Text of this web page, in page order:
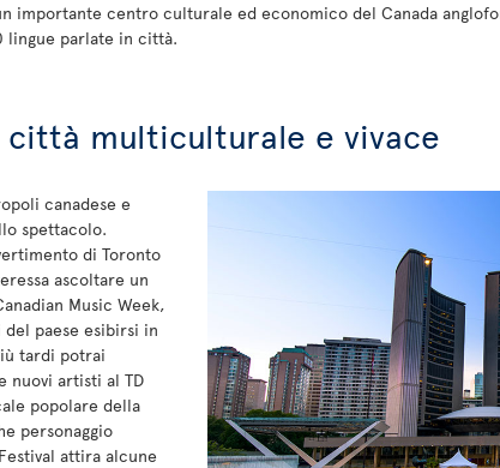
importante centro culturale ed economico del Canada
lingue parlate in città.
multiculturale e vivace
canadese e
spettacolo.
di Toronto
ascoltare un
Music Week,
paese esibirsi in
tardi potrai
nuovi artisti al TD
popolare della
personaggio
attira alcune